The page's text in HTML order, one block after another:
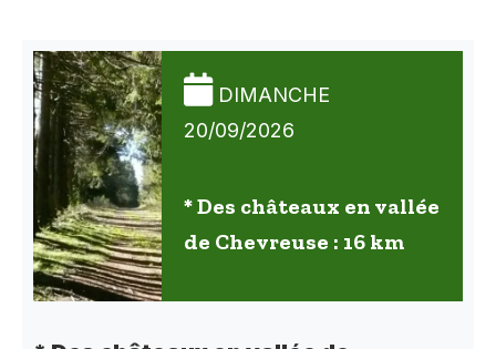
DIMANCHE
20/09/2026
* Des châteaux en vallée
de Chevreuse : 16 km